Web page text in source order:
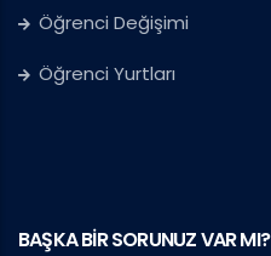
Öğrenci Değişimi
Öğrenci Yurtları
BAŞKA BİR SORUNUZ VAR MI?